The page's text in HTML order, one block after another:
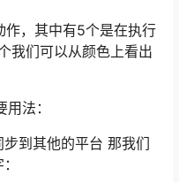
作，其中有5个是在执行
我们可以从颜色上看出
法：
到其他的平台 那我们